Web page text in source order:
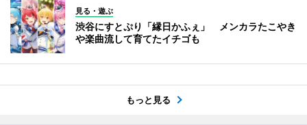
見る・遊ぶ
渋谷にすとぷり「縁日かふぇ」 メンカラたこやき
や楽曲流して育てたイチゴも
もっと見る